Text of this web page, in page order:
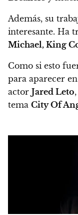
Además, su
interesante. Ha
Michael, King
Como si esto
para aparecer
actor Jared Leto,
tema City Of